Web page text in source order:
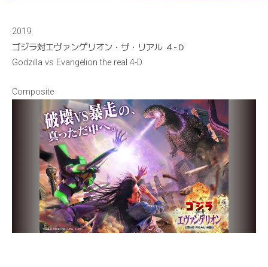
2019
ゴジラ対エヴァンゲリオン・ザ・リアル ４-Ｄ
Godzilla vs Evangelion the real 4-D
Composite